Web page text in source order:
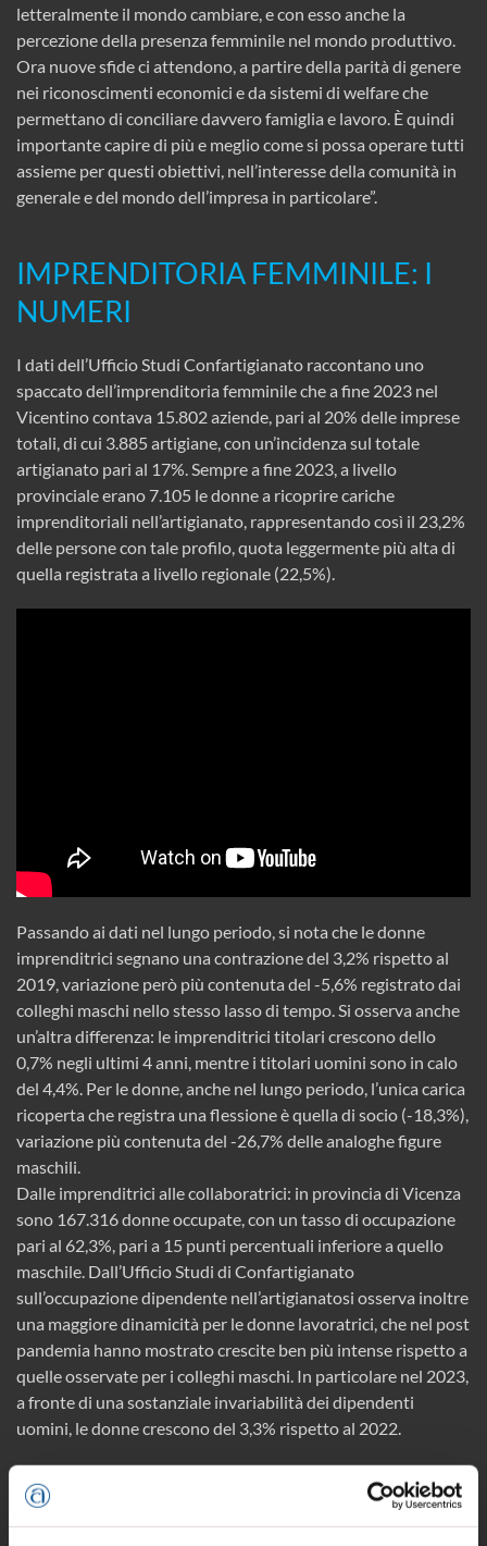
letteralmente il mondo cambiare, e con esso anche la
percezione della presenza femminile nel mondo produttivo.
Ora nuove sfide ci attendono, a partire della parità di genere
nei riconoscimenti economici e da sistemi di welfare che
permettano di conciliare davvero famiglia e lavoro. È quindi
importante capire di più e meglio come si possa operare tutti
assieme per questi obiettivi, nell’interesse della comunità in
generale e del mondo dell’impresa in particolare”.
IMPRENDITORIA FEMMINILE: I
NUMERI
I dati dell’Ufficio Studi Confartigianato raccontano uno
spaccato dell’imprenditoria femminile che a fine 2023 nel
Vicentino contava 15.802 aziende, pari al 20% delle imprese
totali, di cui 3.885 artigiane, con un’incidenza sul totale
artigianato pari al 17%. Sempre a fine 2023, a livello
provinciale erano 7.105 le donne a ricoprire cariche
imprenditoriali nell’artigianato, rappresentando così il 23,2%
delle persone con tale profilo, quota leggermente più alta di
quella registrata a livello regionale (22,5%).
Passando ai dati nel lungo periodo, si nota che le donne
imprenditrici segnano una contrazione del 3,2% rispetto al
2019, variazione però più contenuta del -5,6% registrato dai
colleghi maschi nello stesso lasso di tempo. Si osserva anche
un’altra differenza: le imprenditrici titolari crescono dello
0,7% negli ultimi 4 anni, mentre i titolari uomini sono in calo
del 4,4%. Per le donne, anche nel lungo periodo, l’unica carica
ricoperta che registra una flessione è quella di socio (-18,3%),
variazione più contenuta del -26,7% delle analoghe figure
maschili.
Dalle imprenditrici alle collaboratrici: in provincia di Vicenza
sono 167.316 donne occupate, con un tasso di occupazione
pari al 62,3%, pari a 15 punti percentuali inferiore a quello
maschile. Dall’Ufficio Studi di Confartigianato
sull’occupazione dipendente nell’artigianatosi osserva inoltre
una maggiore dinamicità per le donne lavoratrici, che nel post
pandemia hanno mostrato crescite ben più intense rispetto a
quelle osservate per i colleghi maschi. In particolare nel 2023,
a fronte di una sostanziale invariabilità dei dipendenti
uomini, le donne crescono del 3,3% rispetto al 2022.
sull’occupazione per genere e posizione professionale
disponibili a livello regionale, in Veneto l’occupazione